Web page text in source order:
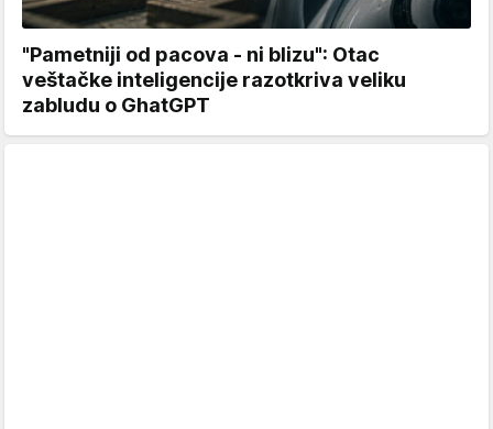
"Pametniji od pacova - ni blizu": Otac
veštačke inteligencije razotkriva veliku
zabludu o GhatGPT